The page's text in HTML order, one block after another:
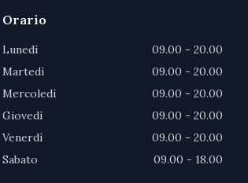
Orario
Lunedì
09.00 - 20.00
Martedì
09.00 - 20.00
Mercoledì
09.00 - 20.00
Giovedì
09.00 - 20.00
Venerdì
09.00 - 20.00
Sabato
09.00 - 18.00